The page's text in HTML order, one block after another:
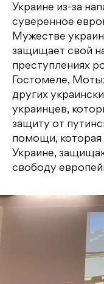
Украине из-за
суверенное
Мужестве
защищает свой
преступлениях
Гостомеле,
других
украинцев,
защиту от
помощи, которая
Украине,
свободу